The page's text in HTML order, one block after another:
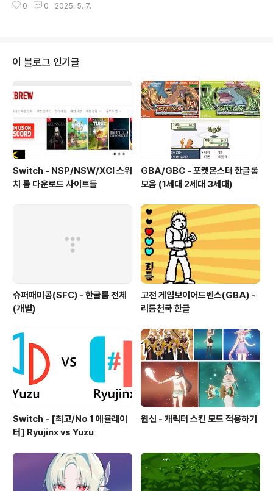
를 사용하면 일반 공격이 변경되는 구조를 가지고 있습니
가가 갈릴 수 있습니다. 동결 파티나 스커크 중심의 세팅을
스킬 피해: 90.7% 공격력 기반 대미지파르페 피해: 21
6%, 지속 시간 20초, 쿨타임 15초원소 폭발 피해: 106
7% 공격력 기반 대미지즉시 회복(309.7%+2373), 9초
간 24% 공격력 추가 회복장점강력한 서포트 능력에스코
피에는 얼음 원소 팀의 핵심 서포터로, 32% 데미지 버프
와 최대 55..
0 0 2025. 5. 7.
이 블로그 인기글
Switch - NSP/NSW/XCI 스위
치 롬 다운로드 사이트들
GBA/GBC - 포켓몬스터 한글롬
모음 (1세대 2세대 3세대)
슈퍼패미콤(SFC) - 한글룸 전체
(개별)
고전 게임보이어드벤스(GBA) -
리듬천국 한글
Switch - [최고/No 1 에뮬레이
터] Ryujinx vs Yuzu
원신 - 캐릭터 스킨 모드 적용하기